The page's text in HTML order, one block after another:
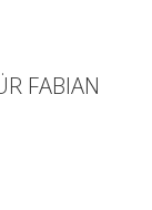
FABIAN